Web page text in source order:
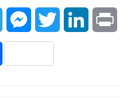
TelegramMessengerTwitter LinkedIn
Compartilhar